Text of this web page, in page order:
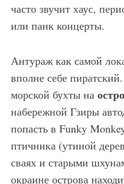
часто звучит хаус,
или панк концерты.
Антураж как самой
вполне себе
морской бухты на
набережной Гзиры
попасть в Funky
птичника (утиной
сваях и старыми
окраине острова